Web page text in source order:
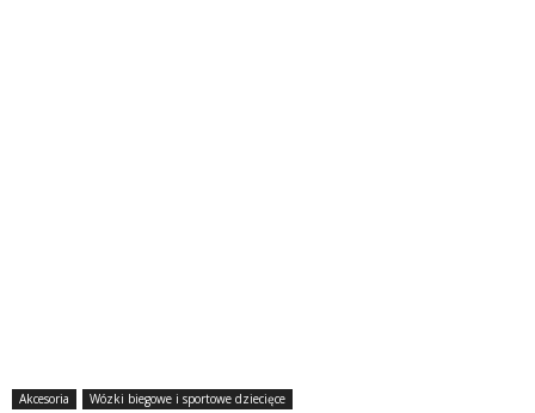
Akcesoria Wózki biegowe i sportowe dziecięce